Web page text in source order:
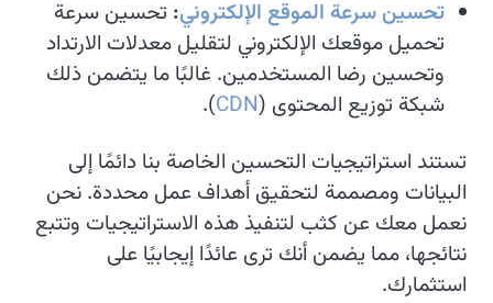
تحسين سرعة الموقع الإلكتروني: تحسين سرعة
تحميل موقعك الإلكتروني لتقليل معدلات الارتداد
وتحسين رضا المستخدمين. غالبًا ما يتضمن ذلك
شبكة توزيع المحتوى (CDN
).
تستند استراتيجيات التحسين الخاصة بنا دائمًا إلى
البيانات ومصممة لتحقيق أهداف عمل محددة. نحن
نعمل معك عن كثب لتنفيذ هذه الاستراتيجيات وتتبع
نتائجها، مما يضمن أنك ترى عائدًا إيجابيًا على
استثمارك.